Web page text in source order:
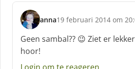
anna
s
c
h
r
e
19 februari 2014 om
Geen sambal?? 😉 Ziet er
hoor!